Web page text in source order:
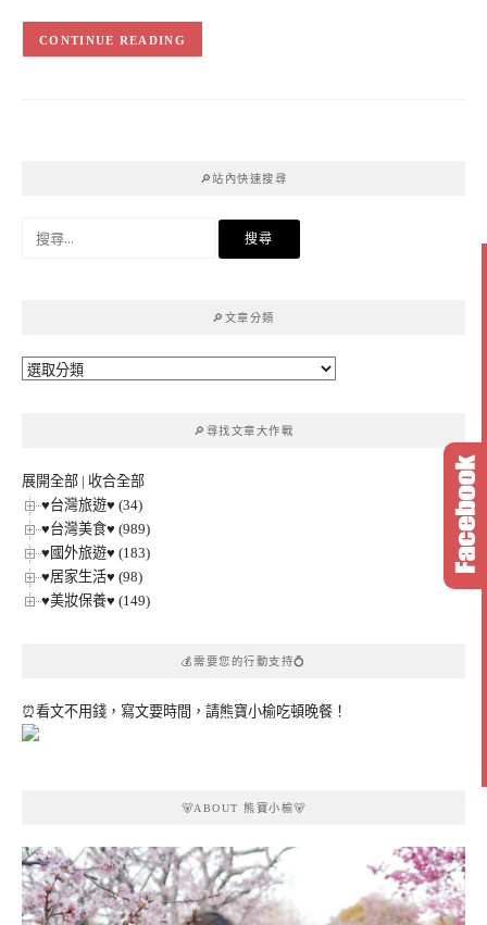
CONTINUE READING
🔎站內快速搜尋
🔎文章分類
🔎
🔎尋找文章大作戰
展開全部 | 收合全部
♥台灣旅遊♥ (34)
♥台灣美食♥ (989)
♥國外旅遊♥ (183)
♥居家生活♥ (98)
♥美妝保養♥ (149)
💰需要您的行動支持💍
⏰看文不用錢，寫文要時間，請熊寶小榆吃頓晚餐！
🐻ABOUT 熊寶小榆🐻